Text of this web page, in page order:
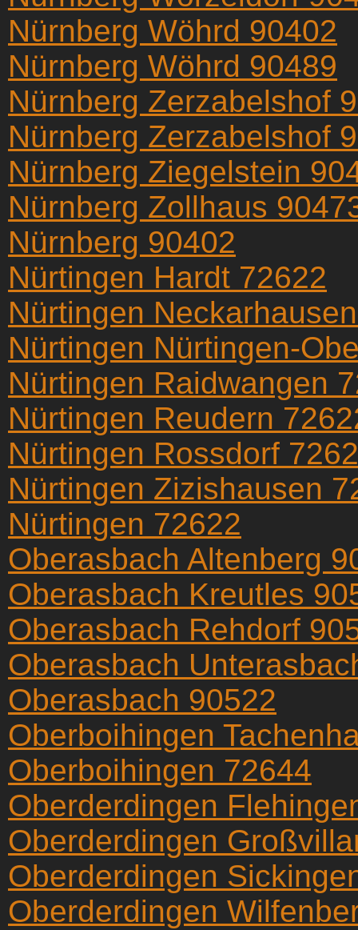
Nürnberg Wöhrd 90402
Nürnberg Wöhrd 90489
Nürnberg Zerzabelshof
Nürnberg Zerzabelshof
Nürnberg Ziegelstein
Nürnberg Zollhaus
Nürnberg 90402
Nürtingen Hardt 72622
Nürtingen
Nürtingen Nürtingen-
Nürtingen Raidwangen
Nürtingen Reudern
Nürtingen Rossdorf
Nürtingen Zizishausen
Nürtingen 72622
Oberasbach Altenberg
Oberasbach Kreutles
Oberasbach Rehdorf
Oberasbach
Oberasbach 90522
Oberboihingen
Oberboihingen 72644
Oberderdingen
Oberderdingen
Oberderdingen
Oberderdingen